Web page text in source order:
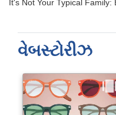
વેબસ્ટોરીઝ